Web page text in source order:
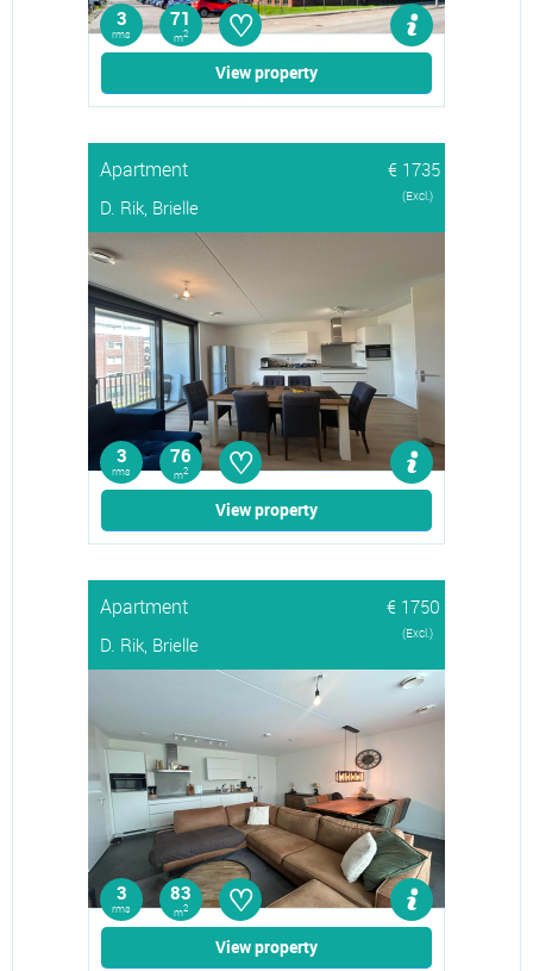
3
rms
71
m2 ♡
View property
Apartment
€ 1735
D. Rik, Brielle
(Excl.)
3
rms
76
m2 ♡
View property
Apartment
€ 1750
D. Rik, Brielle
(Excl.)
3
rms
83
m2 ♡
View property